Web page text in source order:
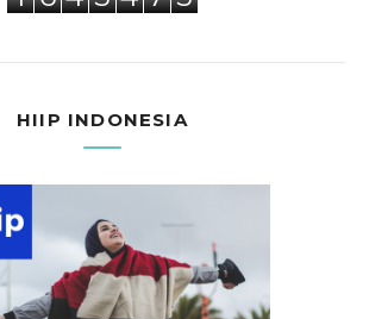
HIIP INDONESIA